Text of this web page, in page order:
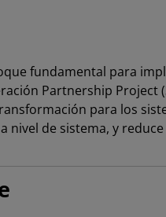
fundamental para
Partnership Project
para los
de sistema, y